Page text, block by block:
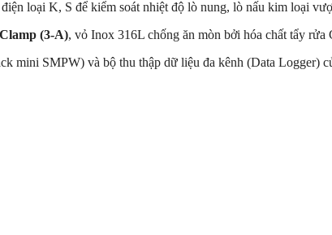
loại K, S để kiểm soát nhiệt độ lò nung, lò nấu kim loại
(3-A), vỏ Inox 316L chống ăn mòn bởi hóa chất tẩy rửa
mini SMPW) và bộ thu thập dữ liệu đa kênh (Data Logger)